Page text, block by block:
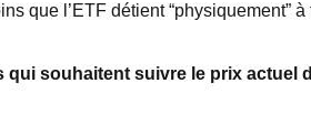
que l’ETF détient “physiquement”
souhaitent suivre le prix actuel